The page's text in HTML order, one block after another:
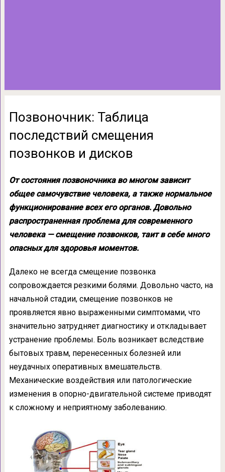
Позвоночник: Таблица
последствий смещения
позвонков и дисков
От состояния позвоночника во многом зависит
общее самочувствие человека, а также нормальное
функционирование всех его органов. Довольно
распространенная проблема для современного
человека — смещение позвонков, таит в себе много
опасных для здоровья моментов.
Далеко не всегда смещение позвонка
сопровождается резкими болями. Довольно часто, на
начальной стадии, смещение позвонков не
проявляется явно выраженными симптомами, что
значительно затрудняет диагностику и откладывает
устранение проблемы. Боль возникает вследствие
бытовых травм, перенесенных болезней или
неудачных оперативных вмешательств.
Механические воздействия или патологические
изменения в опорно-двигательной системе приводят
к сложному и неприятному заболеванию.